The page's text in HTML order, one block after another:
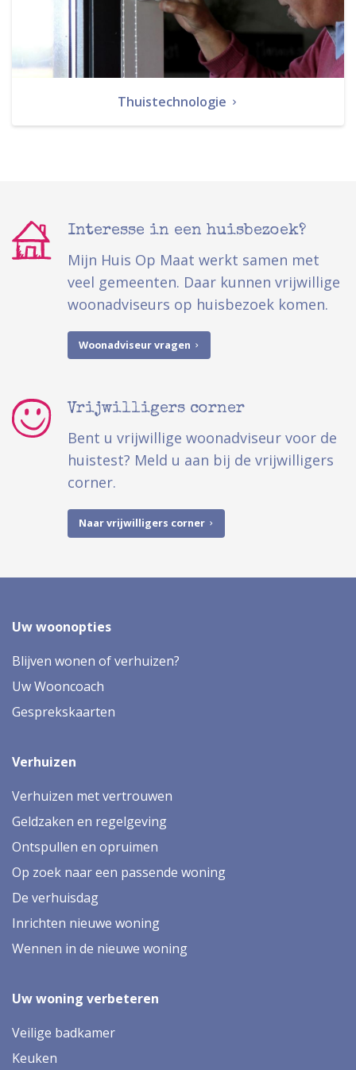
Thuistechnologie
Interesse in een huisbezoek?
Mijn Huis Op Maat werkt samen met
veel gemeenten. Daar kunnen vrijwillige
woonadviseurs op huisbezoek komen.
Woonadviseur vragen
Vrijwilligers corner
Bent u vrijwillige woonadviseur voor de
huistest? Meld u aan bij de vrijwilligers
corner.
Naar vrijwilligers corner
Uw woonopties
Blijven wonen of verhuizen?
Uw Wooncoach
Gesprekskaarten
Verhuizen
Verhuizen met vertrouwen
Geldzaken en regelgeving
Ontspullen en opruimen
Op zoek naar een passende woning
De verhuisdag
Inrichten nieuwe woning
Wennen in de nieuwe woning
Uw woning verbeteren
Veilige badkamer
Keuken